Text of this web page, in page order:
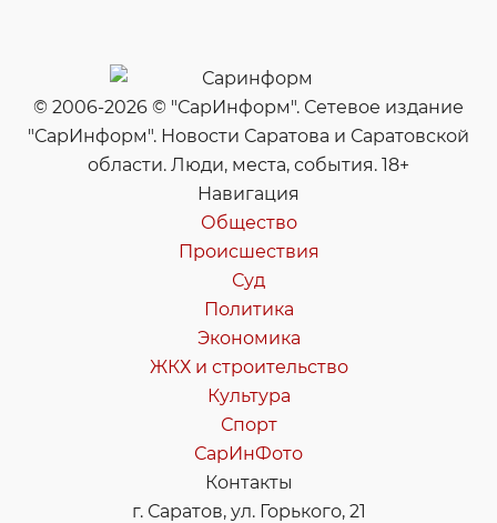
© 2006-2026 © "СарИнформ". Сетевое издание
"СарИнформ". Новости Саратова и Саратовской
области. Люди, места, события. 18+
Навигация
Общество
Происшествия
Суд
Политика
Экономика
ЖКХ и строительство
Культура
Спорт
СарИнФото
Контакты
г. Саратов, ул. Горького, 21